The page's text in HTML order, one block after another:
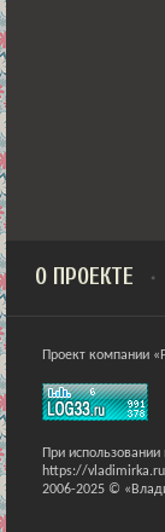
О ПРОЕКТЕ
Проект компании
При
https://
2006-2025 ©